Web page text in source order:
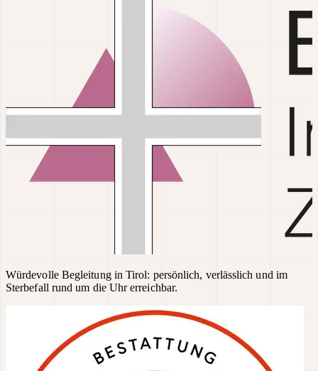
Würdevolle Begleitung in Tirol: persönlich, verlässlich und im
Sterbefall rund um die Uhr erreichbar.